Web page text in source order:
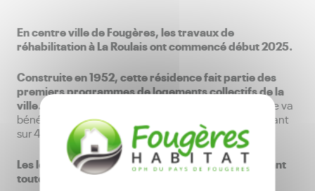
En centre ville de Fougères, les travaux de
réhabilitation à La Roulais ont commencé début 2025.
Construite en 1952, cette résidence fait partie des
premiers programmes de logements collectifs de la
ville. Aujourd’hui composée de 50 appartements, elle va
bénéficier d’une rénovation globale d’envergure portant
sur 40 logements.
Les locataires resteront dans leur logement pendant
toute la durée du chantier.